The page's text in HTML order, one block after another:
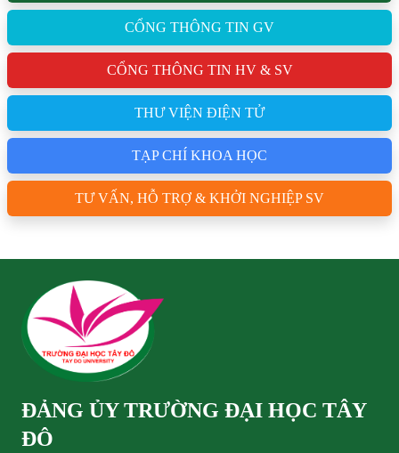
CỔNG THÔNG TIN GV
CỔNG THÔNG TIN HV & SV
THƯ VIỆN ĐIỆN TỬ
TẠP CHÍ KHOA HỌC
TƯ VẤN, HỖ TRỢ & KHỞI NGHIỆP SV
ĐẢNG ỦY TRƯỜNG ĐẠI HỌC TÂY
ĐÔ